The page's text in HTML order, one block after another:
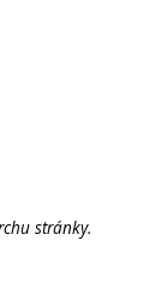
stránky.